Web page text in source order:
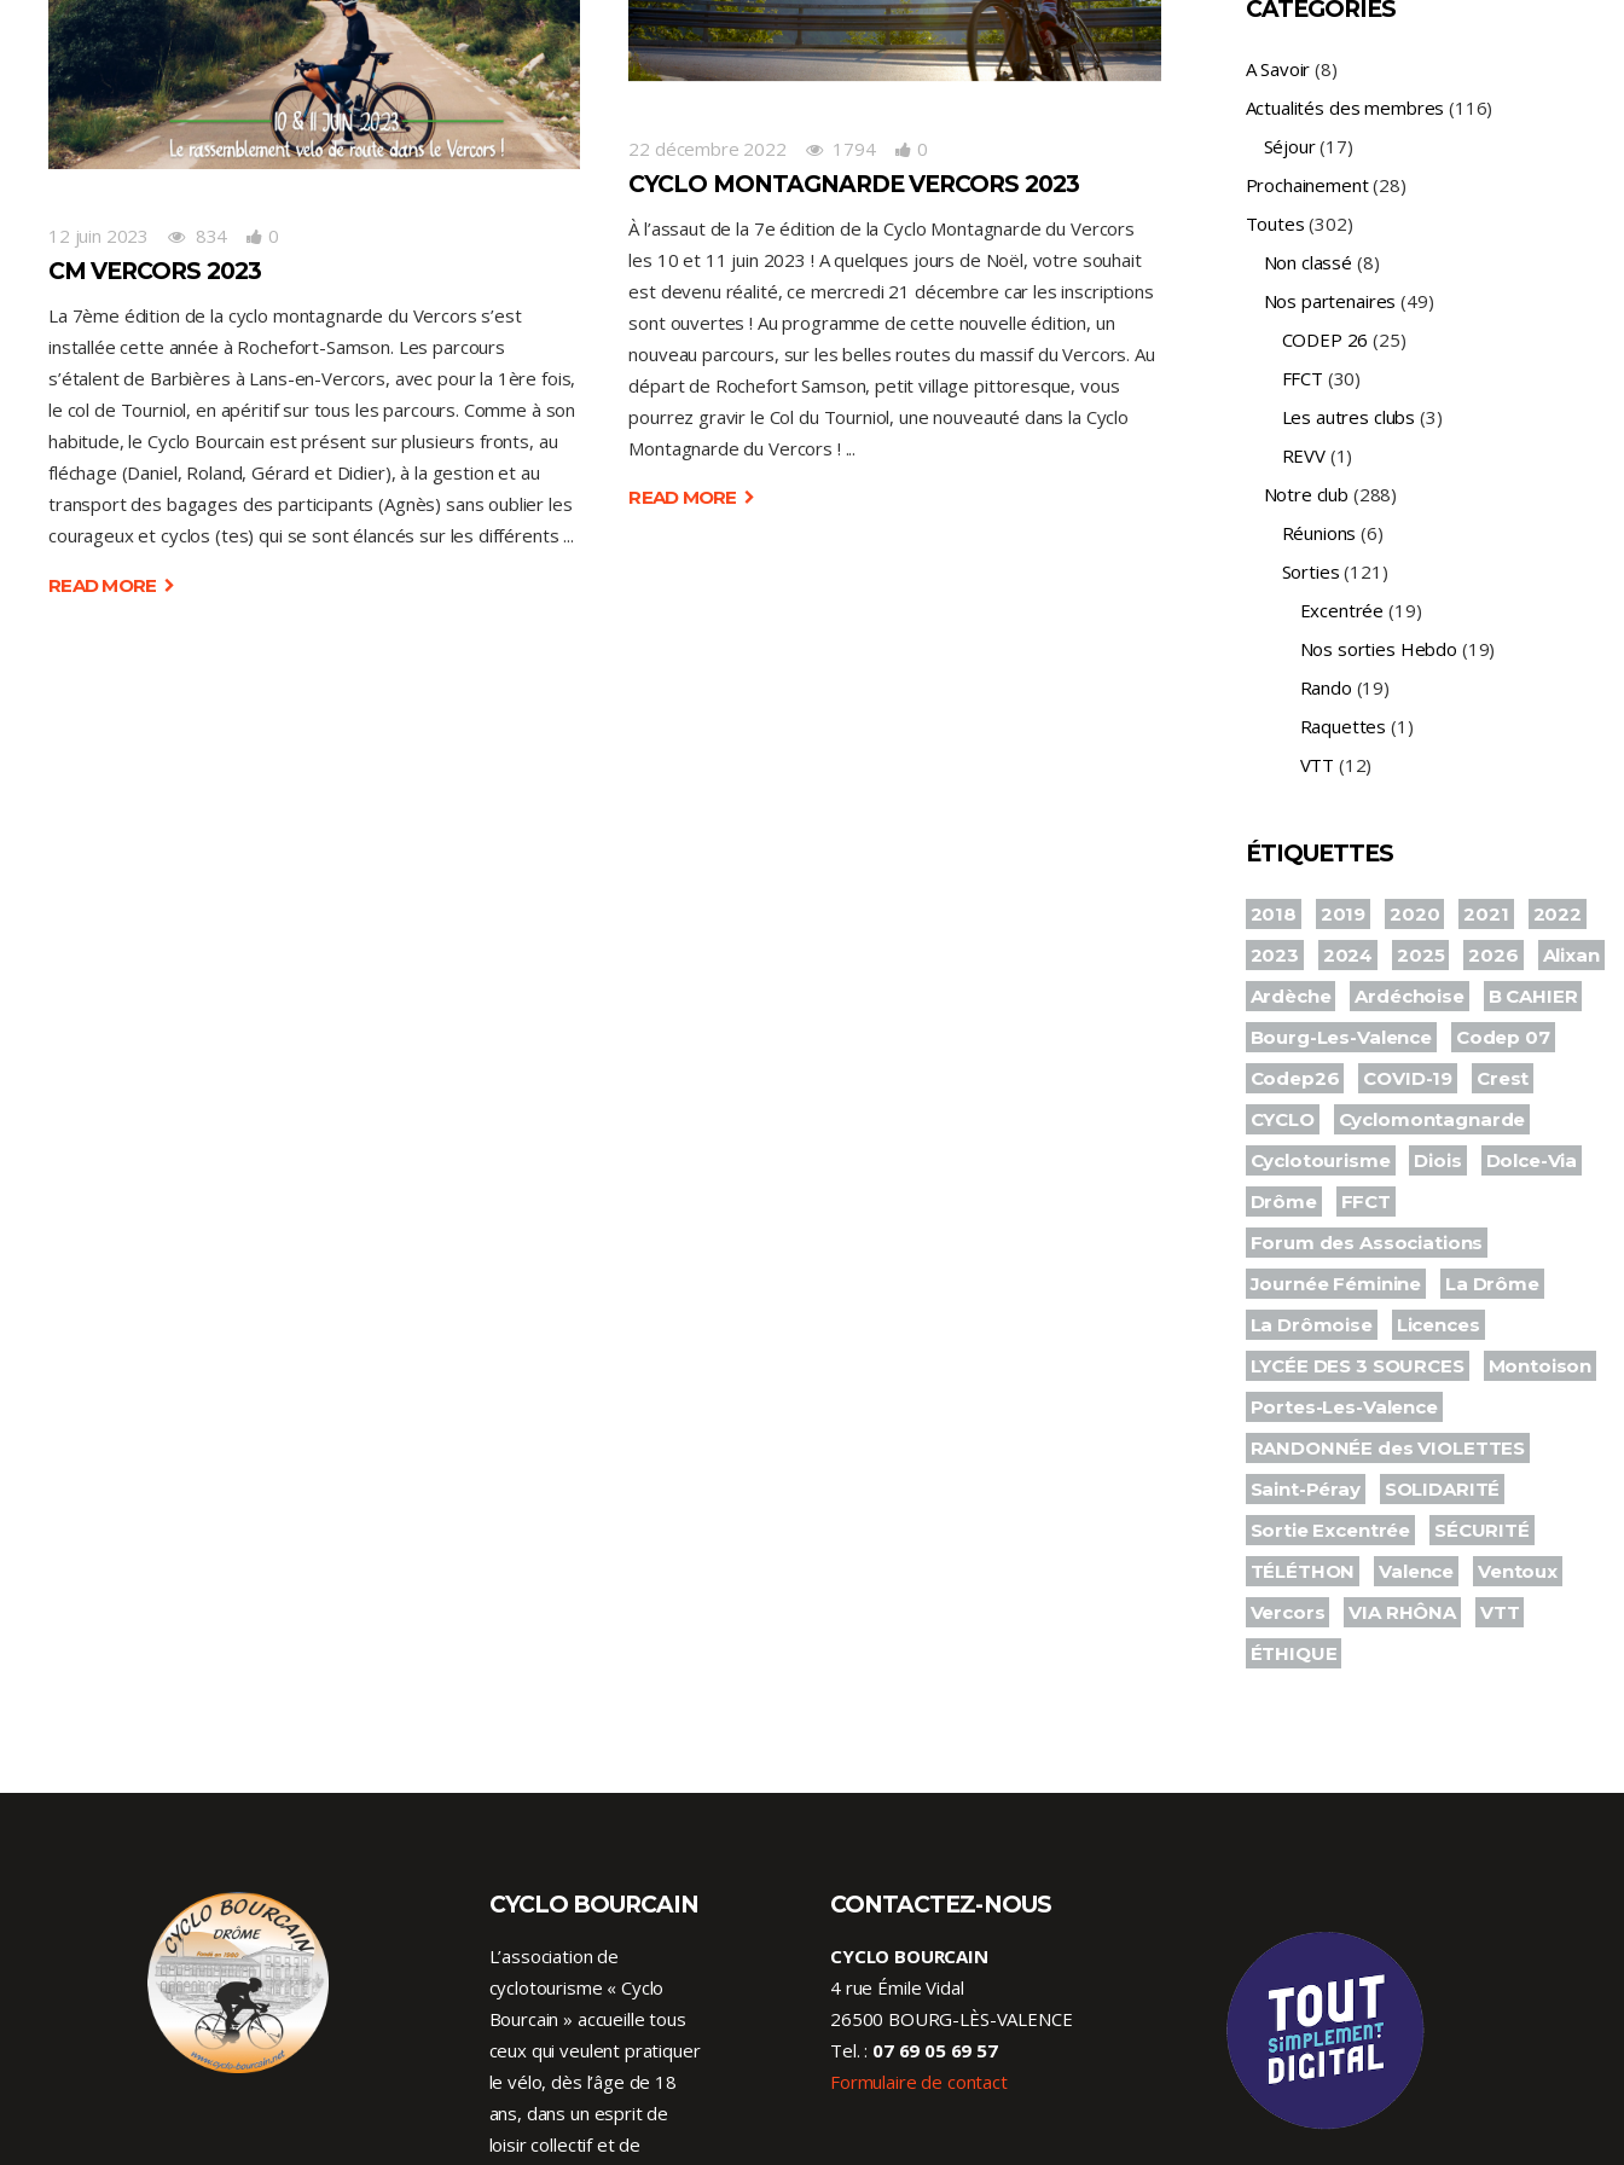
12 juin 2023 834 0
CM VERCORS 2023
La 7ème édition de la cyclo montagnarde du Vercors s’est
installée cette année à Rochefort-Samson. Les parcours
s’étalent de Barbières à Lans-en-Vercors, avec pour la 1ère fois,
le col de Tourniol, en apéritif sur tous les parcours. Comme à son
habitude, le Cyclo Bourcain est présent sur plusieurs fronts, au
fléchage (Daniel, Roland, Gérard et Didier), à la gestion et au
transport des bagages des participants (Agnès) sans oublier les
courageux et cyclos (tes) qui se sont élancés sur les différents
READ MORE
22 décembre 2022 1794 0
CYCLO MONTAGNARDE VERCORS 2023
À l’assaut de la 7e édition de la Cyclo Montagnarde du Vercors
les 10 et 11 juin 2023 ! A quelques jours de Noël, votre souhait
est devenu réalité, ce mercredi 21 décembre car les inscriptions
sont ouvertes ! Au programme de cette nouvelle édition, un
nouveau parcours, sur les belles routes du massif du Vercors. Au
départ de Rochefort Samson, petit village pittoresque, vous
pourrez gravir le Col du Tourniol, une nouveauté dans la Cyclo
Montagnarde du Vercors !
READ MORE
CATÉGORIES
A Savoir (8)
Actualités des membres (116)
Séjour(17)
Prochainement(28)
Toutes (302)
Non classé (8)
Nos partenaires (49)
CODEP 26 (25)
FFCT (30)
Les autres clubs (3)
REVV(1)
Notre club (288)
Réunions (6)
Sorties (121)
Excentrée (19)
Nos sorties Hebdo (19)
Rando (19)
Raquettes (1)
VTT (12)
ÉTIQUETTES
2018 2019 2020 2021
2022
2023
2024 2025 2026
Alixan
Ardèche
Ardéchoise
B CAHIER
Bourg-Les-Valence
Codep 07
Codep26
COVID-19
Crest
CYCLO
Cyclomontagnarde
Cyclotourisme
Diois
Dolce-Via
Drôme
FFCT
Forum des Associations
Journée Féminine
La Drôme
La Drômoise
Licences
LYCÉE DES 3 SOURCES
Montoison
Portes-Les-Valence
RANDONNÉE des VIOLETTES
Saint-Péray
SOLIDARITÉ
Sortie Excentrée
SÉCURITÉ
TÉLÉTHON
Valence
Ventoux
Vercors
VIA RHÔNA
VTT
ÉTHIQUE
CYCLO BOURCAIN
L’association de
cyclotourisme « Cyclo
Bourcain » accueille tous
ceux qui veulent pratiquer
le vélo, dès l’âge de 18
ans, dans un esprit de
loisir collectif et de
CONTACTEZ-NOUS
CYCLO BOURCAIN
4 rue Émile Vidal
26500 BOURG-LÈS-VALENCE
Tel. : 07 69 05 69 57
Formulaire de contact